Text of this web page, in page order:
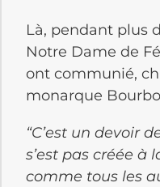
Là, pendant plus
Notre Dame de
ont communié,
monarque
“C’est un devoir
s’est pas créée à
comme tous les